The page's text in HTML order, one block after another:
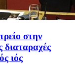
στην
διαταραχές
ιός